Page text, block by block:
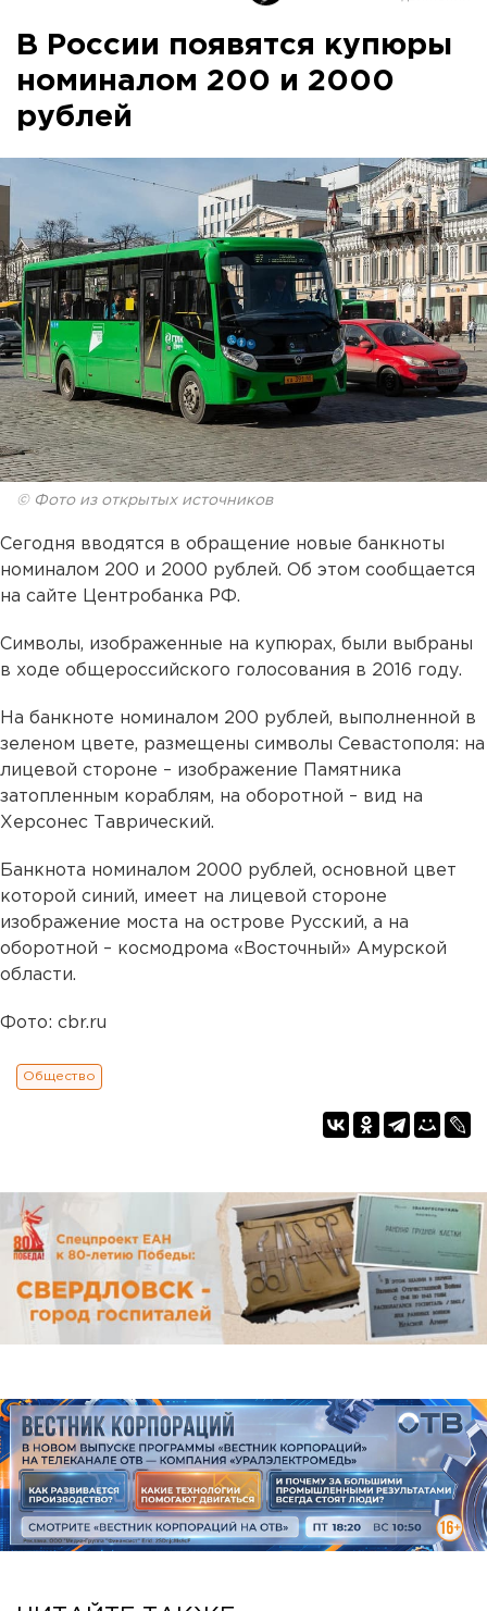
В России появятся купюры
номиналом 200 и 2000
рублей
© Фото из открытых источников
Сегодня вводятся в обращение новые банкноты
номиналом 200 и 2000 рублей. Об этом сообщается
на сайте Центробанка РФ.
Символы, изображенные на купюрах, были выбраны
в ходе общероссийского голосования в 2016 году.
На банкноте номиналом 200 рублей, выполненной в
зеленом цвете, размещены символы Севастополя: на
лицевой стороне – изображение Памятника
затопленным кораблям, на оборотной – вид на
Херсонес Таврический.
Банкнота номиналом 2000 рублей, основной цвет
которой синий, имеет на лицевой стороне
изображение моста на острове Русский, а на
оборотной – космодрома «Восточный» Амурской
области.
Фото: cbr.ru
Общество